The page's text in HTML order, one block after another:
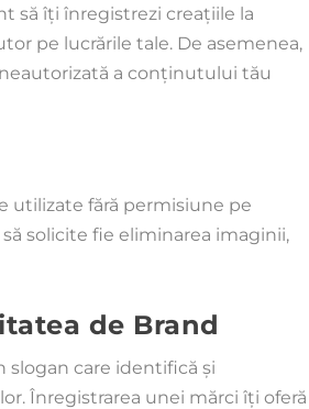
să îți înregistrezi creațiile la
pe lucrările tale. De asemenea,
a conținutului tău
utilizate fără permisiune pe
solicite fie eliminarea imaginii,
de Brand
slogan care identifică și
Înregistrarea unei mărci îți oferă